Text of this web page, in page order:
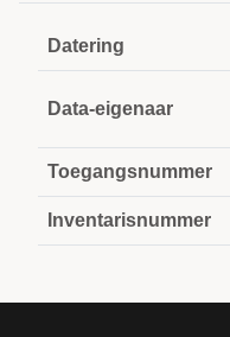
Datering
Data-eigenaar
Toegangsnummer
Inventarisnummer